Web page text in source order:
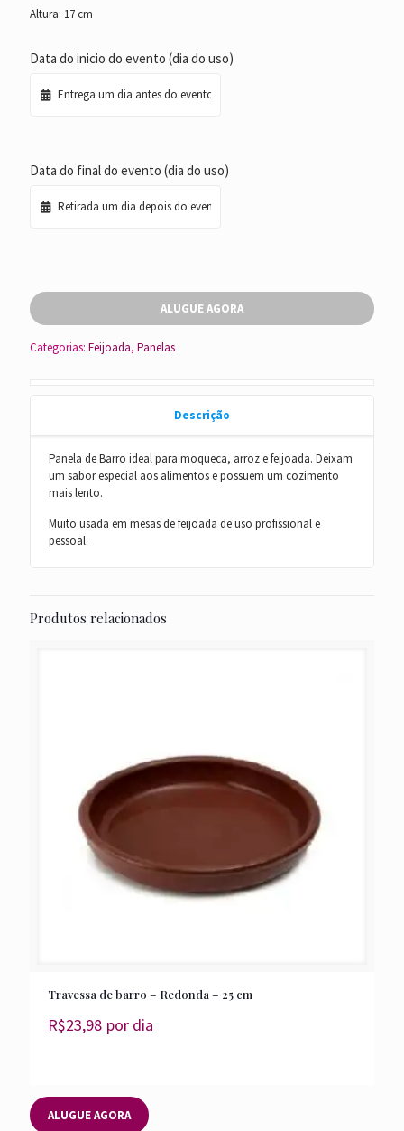
Altura: 17 cm
Data do inicio do evento (dia do uso)
Data do final do evento (dia do uso)
ALUGUE AGORA
Categorias: Feijoada, Panelas
Descrição
Panela de Barro ideal para moqueca, arroz e feijoada. Deixam
um sabor especial aos alimentos e possuem um cozimento
mais lento.
Muito usada em mesas de feijoada de uso profissional e
pessoal.
Produtos relacionados
Travessa de barro – Redonda – 25 cm
R$23,98 por dia
ALUGUE AGORA